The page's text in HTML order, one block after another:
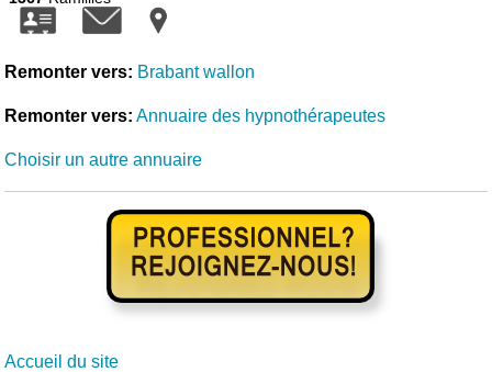
Remonter vers: Brabant wallon
Remonter vers: Annuaire des hypnothérapeutes
Choisir un autre annuaire
Accueil du site